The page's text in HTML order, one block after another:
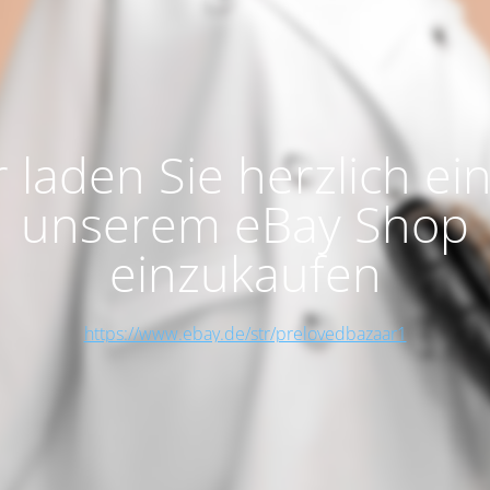
laden Sie herzlich
unserem eBay Shop
einzukaufen
https://www.ebay.de/str/prelovedbazaar1